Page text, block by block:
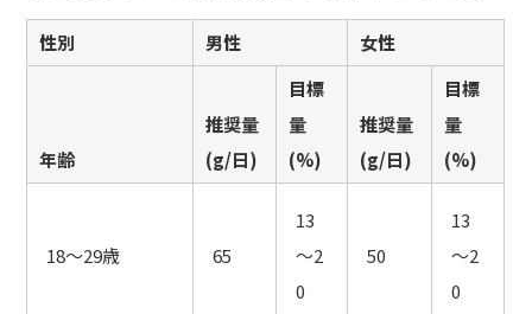
性別 男性 女性
年齢
推奨量
(g/日)
目標
量
(%)
推奨量
(g/日)
目標
量
(%)
18～29歳 65
13
～2
0
50
13
～2
0